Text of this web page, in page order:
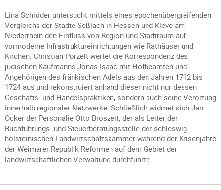
Lina Schröder untersucht mittels eines epochenübergreifenden
Vergleichs der Städte Seßlach in Hessen und Kleve am
Niederrhein den Einfluss von Region und Stadtraum auf
vormoderne Infrastruktureinrichtungen wie Rathäuser und
Kirchen. Christian Porzelt wertet die Korrespondenz des
jüdischen Kaufmanns Jonas Isaac mit Hofbeamten und
Angehörigen des fränkischen Adels aus den Jahren 1712 bis
1724 aus und rekonstruiert anhand dieser nicht nur dessen
Geschäfts- und Handelspraktiken, sondern auch seine Verortung
innerhalb regionaler Netzwerke. Schließlich widmet sich Jan
Ocker der Personalie Otto Broszeit, der als Leiter der
Buchführungs- und Steuerberatungsstelle der schleswig-
holsteinischen Landwirtschaftskammer während der Krisenjahre
der Weimarer Republik Reformen auf dem Gebiet der
landwirtschaftlichen Verwaltung durchführte.